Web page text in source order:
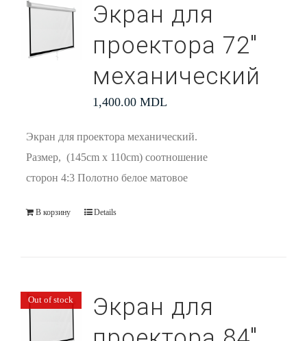
Экран для
проектора 72″
механический
1,400.00 MDL
Экран для проектора механический.
Размер, (145cm x 110cm) соотношение
сторон 4:3 Полотно белое матовое
В корзину Details
Out of stock
Экран для